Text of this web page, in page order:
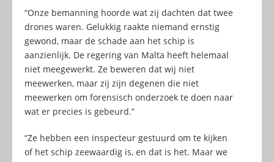
“Onze bemanning hoorde wat zij dachten dat twee
drones waren. Gelukkig raakte niemand ernstig
gewond, maar de schade aan het schip is
aanzienlijk. De regering van Malta heeft helemaal
niet meegewerkt. Ze beweren dat wij niet
meewerken, maar zij zijn degenen die niet
meewerken om forensisch onderzoek te doen naar
wat er precies is gebeurd.”
“Ze hebben een inspecteur gestuurd om te kijken
of het schip zeewaardig is, en dat is het. Maar we